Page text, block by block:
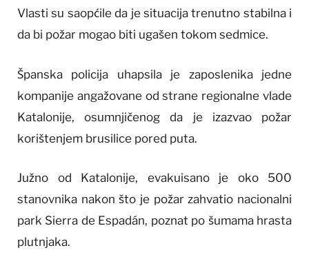
Vlasti su saopćile da je situacija trenutno stabilna i
da bi požar mogao biti ugašen tokom sedmice.
Španska policija uhapsila je zaposlenika jedne
kompanije angažovane od strane regionalne vlade
Katalonije, osumnjičenog da je izazvao požar
korištenjem brusilice pored puta.
Južno od Katalonije, evakuisano je oko 500
stanovnika nakon što je požar zahvatio nacionalni
park Sierra de Espadán, poznat po šumama hrasta
plutnjaka.